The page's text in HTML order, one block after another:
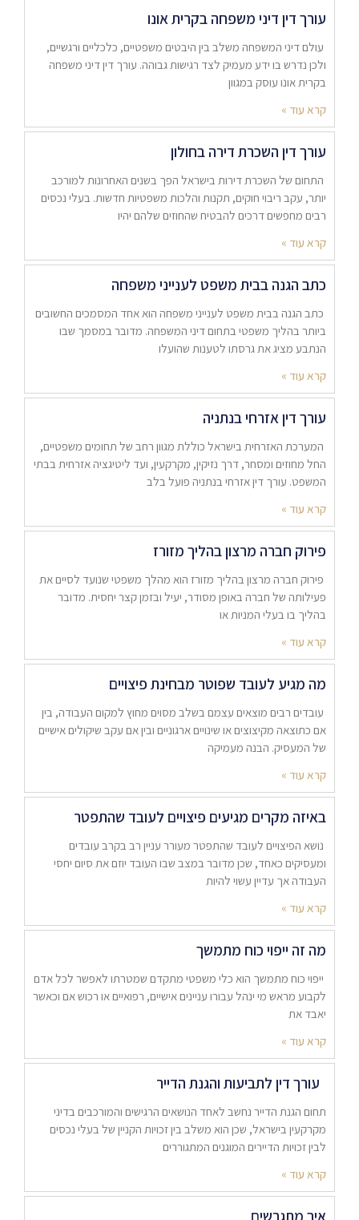
עורך דין דיני משפחה בקרית אונו
עולם דיני המשפחה משלב בין היבטים משפטיים, כלכליים ורגשיים,
ולכן נדרש בו ידע מעמיק לצד רגישות גבוהה. עורך דין דיני משפחה
בקרית אונו עוסק במגוון
קרא עוד »
עורך דין השכרת דירה בחולון
התחום של השכרת דירות בישראל הפך בשנים האחרונות למורכב
יותר, עקב ריבוי חוקים, תקנות והלכות משפטיות חדשות. בעלי נכסים
רבים מחפשים דרכים להבטיח שהחוזים שלהם יהיו
קרא עוד »
כתב הגנה בבית משפט לענייני משפחה
כתב הגנה בבית משפט לענייני משפחה הוא אחד המסמכים החשובים
ביותר בהליך משפטי בתחום דיני המשפחה. מדובר במסמך שבו
הנתבע מציג את גרסתו לטענות שהועלו
קרא עוד »
עורך דין אזרחי בנתניה
המערכת האזרחית בישראל כוללת מגוון רחב של תחומים משפטיים,
החל מחוזים ומסחר, דרך נזיקין, מקרקעין, ועד ליטיגציה אזרחית בבתי
המשפט. עורך דין אזרחי בנתניה פועל בלב
קרא עוד »
פירוק חברה מרצון בהליך מזורז
פירוק חברה מרצון בהליך מזורז הוא מהלך משפטי שנועד לסיים את
פעילותה של חברה באופן מסודר, יעיל ובזמן קצר יחסית. מדובר
בהליך בו בעלי המניות או
קרא עוד »
מה מגיע לעובד שפוטר מבחינת פיצויים
עובדים רבים מוצאים עצמם בשלב מסוים מחוץ למקום העבודה, בין
אם כתוצאה מקיצוצים או שינויים ארגוניים ובין אם עקב שיקולים אישיים
של המעסיק. הבנה מעמיקה
קרא עוד »
באיזה מקרים מגיעים פיצויים לעובד שהתפטר
נושא הפיצויים לעובד שהתפטר מעורר עניין רב בקרב עובדים
ומעסיקים כאחד, שכן מדובר במצב שבו העובד יוזם את סיום יחסי
העבודה אך עדיין עשוי להיות
קרא עוד »
מה זה ייפוי כוח מתמשך
ייפוי כוח מתמשך הוא כלי משפטי מתקדם שמטרתו לאפשר לכל אדם
לקבוע מראש מי ינהל עבורו עניינים אישיים, רפואיים או רכוש אם וכאשר
יאבד את
קרא עוד »
עורך דין לתביעות והגנת הדייר
תחום הגנת הדייר נחשב לאחד הנושאים הרגישים והמורכבים בדיני
מקרקעין בישראל, שכן הוא משלב בין זכויות הקניין של בעלי נכסים
לבין זכויות הדיירים המוגנים המתגוררים
קרא עוד »
איך מתגרשים